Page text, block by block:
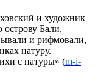
и художник
Бали,
и рифмовали,
натуру.
с натуры» (m-i-